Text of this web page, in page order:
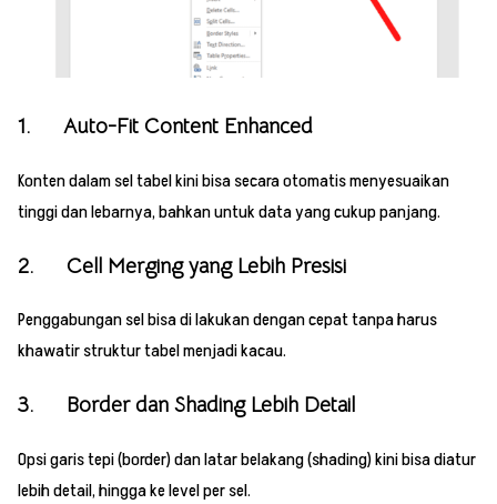
1. Auto-Fit Content Enhanced
Konten dalam sel tabel kini bisa secara otomatis menyesuaikan
tinggi dan lebarnya, bahkan untuk data yang cukup panjang.
2. Cell Merging yang Lebih Presisi
Penggabungan sel bisa di lakukan dengan cepat tanpa harus
khawatir struktur tabel menjadi kacau.
3. Border dan Shading Lebih Detail
Opsi garis tepi (border) dan latar belakang (shading) kini bisa diatur
lebih detail, hingga ke level per sel.